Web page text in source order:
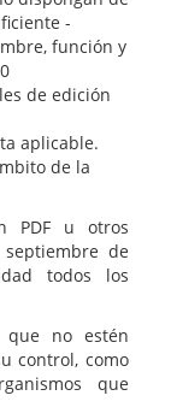
-
función y
de edición
aplicable.
de la
PDF u otros
de
todos los
que no estén
control, como
que